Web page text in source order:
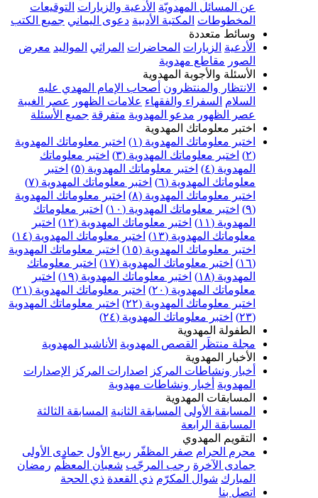
المسائل المهدويّة الأدعية والزيارات التوقيعات
المكتبة الأدبية دعوى اليماني جميع الكتب
متعددة
الزيارات المحاضرات المراثي المواليد معرض
مقاطع مهدوية
والأجوبة المهدوية
والمنتظرون أصحاب الإمام المهدي عليه
السفراء والفقهاء علامات الظهور عصر الغيبة
مدعو المهدوية متفرقة جميع الأسئلة
معلوماتك المهدوية
معلوماتك المهدوية (١)
اختبر معلوماتك المهدوية
اختبر معلوماتك المهدوية (٣)
اختبر معلوماتك
اختبر معلوماتك المهدوية (٥)
اختبر
المهدوية (٦)
اختبر معلوماتك المهدوية (٧)
معلوماتك المهدوية (٨)
اختبر معلوماتك المهدوية
اختبر معلوماتك المهدوية (١٠)
اختبر معلوماتك
اختبر معلوماتك المهدوية (١٢)
اختبر
المهدوية (١٣)
اختبر معلوماتك المهدوية (١٤)
معلوماتك المهدوية (١٥)
اختبر معلوماتك المهدوية
اختبر معلوماتك المهدوية (١٧)
اختبر معلوماتك
اختبر معلوماتك المهدوية (١٩)
اختبر
المهدوية (٢٠)
اختبر معلوماتك المهدوية (٢١)
معلوماتك المهدوية (٢٢)
اختبر معلوماتك المهدوية
اختبر معلوماتك المهدوية (٢٤)
المهدوية
منتظَر
القصص المهدوية الأناشيد المهدوية
المهدوية
ونشاطات المركز اصدارات المركز الإصدارات
أخبار ونشاطات مهدوية
المهدوية
الأولى المسابقة الثانية المسابقة الثالثة
الرابعة
المهدوي
الحرام
صفر المظفّر ربيع الأول جمادى الأولى
رجب المرجّب شعبان المعظّم رمضان
شوال المكرّم ذي القعدة ذي الحجة